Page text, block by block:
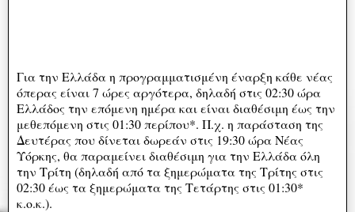
Για την Ελλάδα η προγραμματισμένη έναρξη κάθε νέας
όπερας είναι 7 ώρες αργότερα, δηλαδή στις 02:30 ώρα
Ελλάδος την επόμενη ημέρα και είναι διαθέσιμη έως την
μεθεπόμενη στις 01:30 περίπου*. Π.χ. η παράσταση της
Δευτέρας που δίνεται δωρεάν στις 19:30 ώρα Νέας
Υόρκης, θα παραμείνει διαθέσιμη για την Ελλάδα όλη
την Τρίτη (δηλαδή από τα ξημερώματα της Τρίτης στις
02:30 έως τα ξημερώματα της Τετάρτης στις 01:30*
κ.ο.κ.).